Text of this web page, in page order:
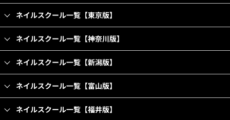
ネイルスクール一覧【東京版】
ネイルスクール一覧【神奈川版】
ネイルスクール一覧【新潟版】
ネイルスクール一覧【富山版】
ネイルスクール一覧【福井版】